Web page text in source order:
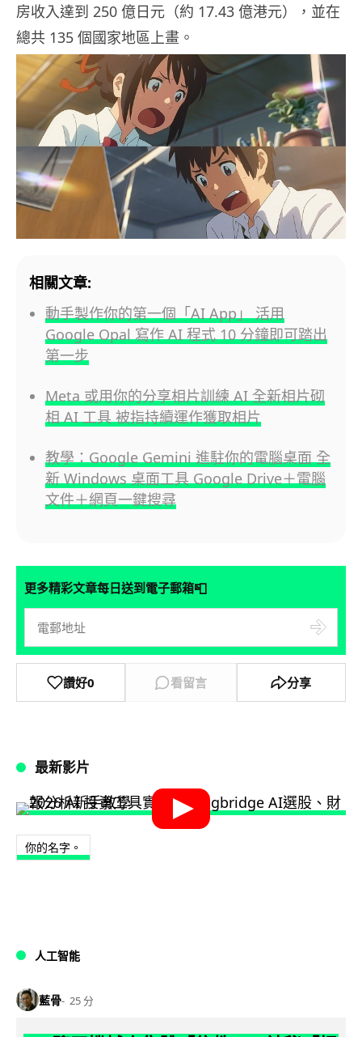
房收入達到 250 億日元（約 17.43 億港元），並在
總共 135 個國家地區上畫。
相關文章:
動手製作你的第一個「AI App」 活用
Google Opal 寫作 AI 程式 10 分鐘即可踏出
第一步
Meta 或用你的分享相片訓練 AI 全新相片砌
相 AI 工具 被指持續運作獲取相片
教學：Google Gemini 進駐你的電腦桌面 全
新 Windows 桌面工具 Google Drive＋電腦
文件＋網頁一鍵搜尋
更多精彩文章每日送到電子郵箱📮
讚好0 看留言 分享
最新影片
你的名字。
人工智能
藍骨 25 分